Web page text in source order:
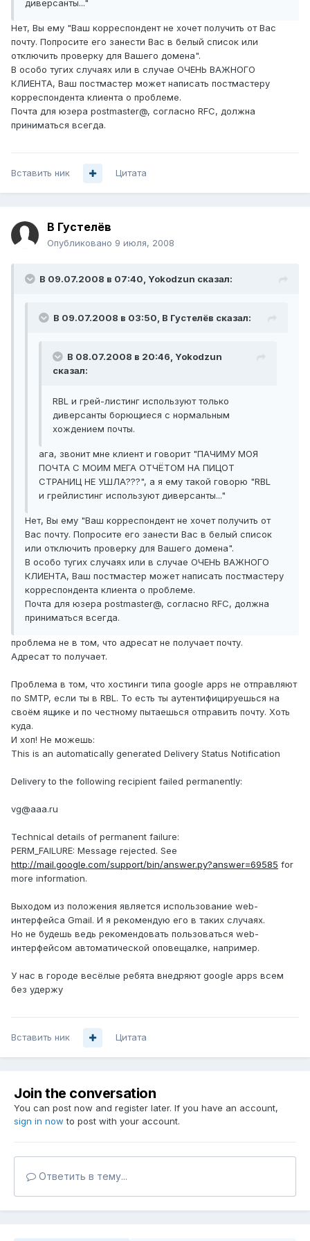
диверсанты..."
Нет, Вы ему "Ваш корреспондент не хочет получить от Вас
почту. Попросите его занести Вас в белый список или
отключить проверку для Вашего домена".
В особо тугих случаях или в случае ОЧЕНЬ ВАЖНОГО
КЛИЕНТА, Ваш постмастер может написать постмастеру
корреспондента клиента о проблеме.
Почта для юзера postmaster@, согласно RFC, должна
приниматься всегда.
Вставить ник Цитата
В Густелёв
Опубликовано 9 июля, 2008
В 09.07.2008 в 07:40, Yokodzun сказал:
В 09.07.2008 в 03:50, В Густелёв сказал:
В 08.07.2008 в 20:46, Yokodzun
сказал:
RBL и грей-листинг используют только
диверсанты борющиеся с нормальным
хождением почты.
ага, звонит мне клиент и говорит "ПАЧИМУ МОЯ
ПОЧТА С МОИМ МЕГА ОТЧЁТОМ НА ПИЦОТ
СТРАНИЦ НЕ УШЛА???", а я ему такой говорю "RBL
и грейлистинг используют диверсанты..."
Нет, Вы ему "Ваш корреспондент не хочет получить от
Вас почту. Попросите его занести Вас в белый список
или отключить проверку для Вашего домена".
В особо тугих случаях или в случае ОЧЕНЬ ВАЖНОГО
КЛИЕНТА, Ваш постмастер может написать постмастеру
корреспондента клиента о проблеме.
Почта для юзера postmaster@, согласно RFC, должна
приниматься всегда.
проблема не в том, что адресат не получает почту.
Адресат то получает.
Проблема в том, что хостинги типа google apps не отправляют
по SMTP, если ты в RBL. То есть ты аутентифицируешься на
своём ящике и по честному пытаешься отправить почту. Хоть
куда.
И хоп! Не можешь:
This is an automatically generated Delivery Status Notification
Delivery to the following recipient failed permanently:
vg@aaa.ru
Technical details of permanent failure:
PERM_FAILURE: Message rejected. See
http://mail.google.com/support/bin/answer.py?answer=69585 for
more information.
Выходом из положения является использование web-
интерфейса Gmail. И я рекомендую его в таких случаях.
Но не будешь ведь рекомендовать пользоваться web-
интерфейсом автоматической оповещалке, например.
У нас в городе весёлые ребята внедряют google apps всем
без удержу
Вставить ник Цитата
Join the conversation
You can post now and register later. If you have an account,
sign in now to post with your account.
Ответить в тему...